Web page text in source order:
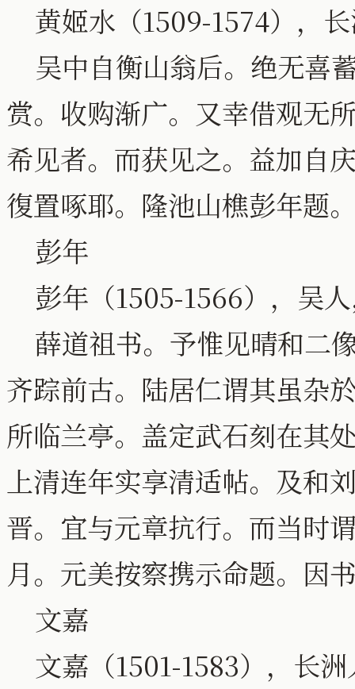
黄姬水（1509-1574），
吴中自衡山翁后。绝无喜
赏。收购渐广。又幸借观无
希见者。而获见之。益加自
復置啄耶。隆池山樵彭年题
彭年
彭年（1505-1566），吴
薛道祖书。予惟见晴和二
齐踪前古。陆居仁谓其虽杂
所临兰亭。盖定武石刻在其
上清连年实享清适帖。及和
晋。宜与元章抗行。而当时
月。元美按察携示命题。因
文嘉
文嘉（1501-1583），长